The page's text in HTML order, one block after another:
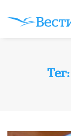
Тег: